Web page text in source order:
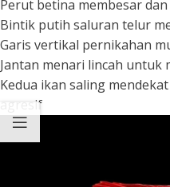
Perut betina membesar
Bintik putih saluran telur
Garis vertikal pernikahan
Jantan menari lincah untuk
Kedua ikan saling
agresif